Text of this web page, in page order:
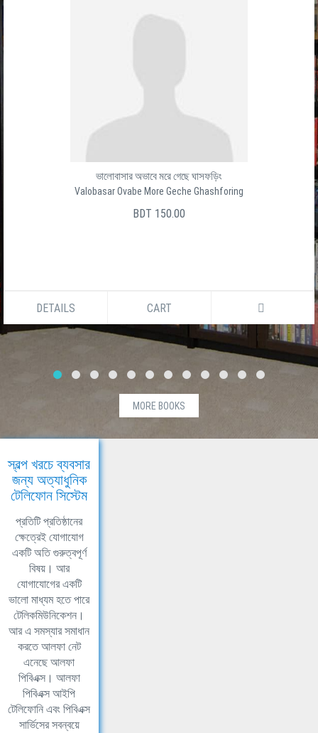
ভালোবাসার অভাবে মরে গেছে ঘাসফড়িং
Valobasar Ovabe More Geche Ghashforing
BDT 150.00
DETAILS CART
MORE BOOKS
স্বল্প খরচে ব্যবসার
জন্য অত্যাধুনিক
টেলিফোন সিস্টেম
প্রতিটি প্রতিষ্ঠানের
ক্ষেত্রেই যোগাযোগ
একটি অতি গুরুত্বপূর্ণ
বিষয়। আর
যোগাযোগের একটি
ভালো মাধ্যম হতে পারে
টেলিকমিউনিকেশন।
আর এ সমস্যার সমাধান
করতে আলফা নেট
এনেছে আলফা
পিবিএক্স। আলফা
পিবিএক্স আইপি
টেলিফোনি এবং পিবিএক্স
সার্ভিসের সবন্বয়ে